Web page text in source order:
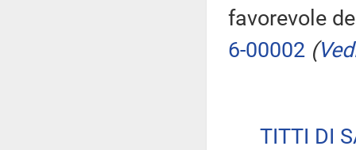
favorevole
6-00002 (
TITTI DI